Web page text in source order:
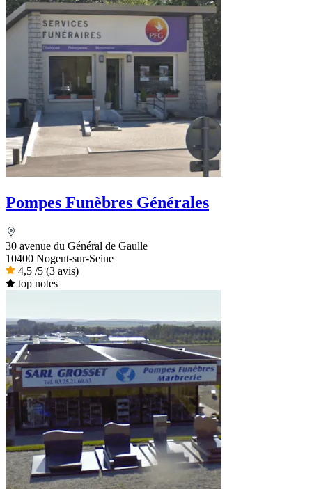
Pompes Funèbres Générales
30 avenue du Général de Gaulle
10400 Nogent-sur-Seine
4,5 /5 (3 avis)
top notes